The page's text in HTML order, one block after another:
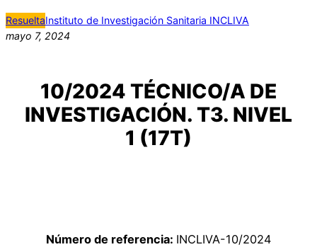
ResueltaInstituto de Investigación Sanitaria INCLIVA
mayo 7, 2024
10/2024 TÉCNICO/A DE
INVESTIGACIÓN. T3. NIVEL
1 (17T)
Número de referencia: INCLIVA-10/2024